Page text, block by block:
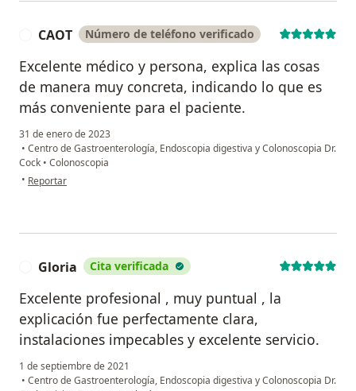
CAOT Número de teléfono verificado
Excelente médico y persona, explica las cosas
de manera muy concreta, indicando lo que es
más conveniente para el paciente.
31 de enero de 2023
• Centro de Gastroenterología, Endoscopia digestiva y Colonoscopia Dr.
Cock • Colonoscopia
• en opinión del usuario CAOT
Reportar
Gloria Cita verificada
Excelente profesional , muy puntual , la
explicación fue perfectamente clara,
instalaciones impecables y excelente servicio.
1 de septiembre de 2021
• Centro de Gastroenterología, Endoscopia digestiva y Colonoscopia Dr.